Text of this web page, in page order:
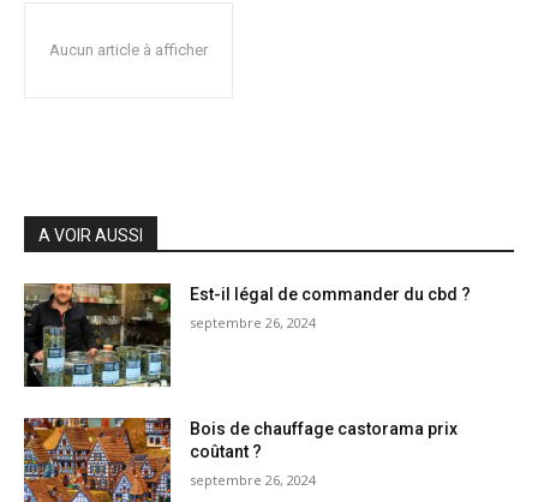
Aucun article à afficher
A VOIR AUSSI
Est-il légal de commander du cbd ?
septembre 26, 2024
Bois de chauffage castorama prix
coûtant ?
septembre 26, 2024